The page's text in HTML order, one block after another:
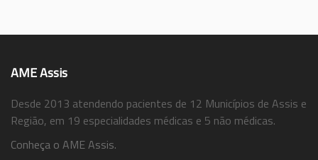
AME Assis
Desde 2013 atendendo pacientes de 12 Municípios de Assis e
Região, em 19 especialidades médicas e 5 não médicas.
Conheça o AME Assis.